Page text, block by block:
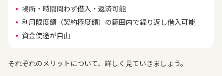
場所・時間問わず借入・返済可能
利用限度額（契約極度額）の範囲内で繰り返し借入可能
資金使途が自由
それぞれのメリットについて、詳しく見ていきましょう。